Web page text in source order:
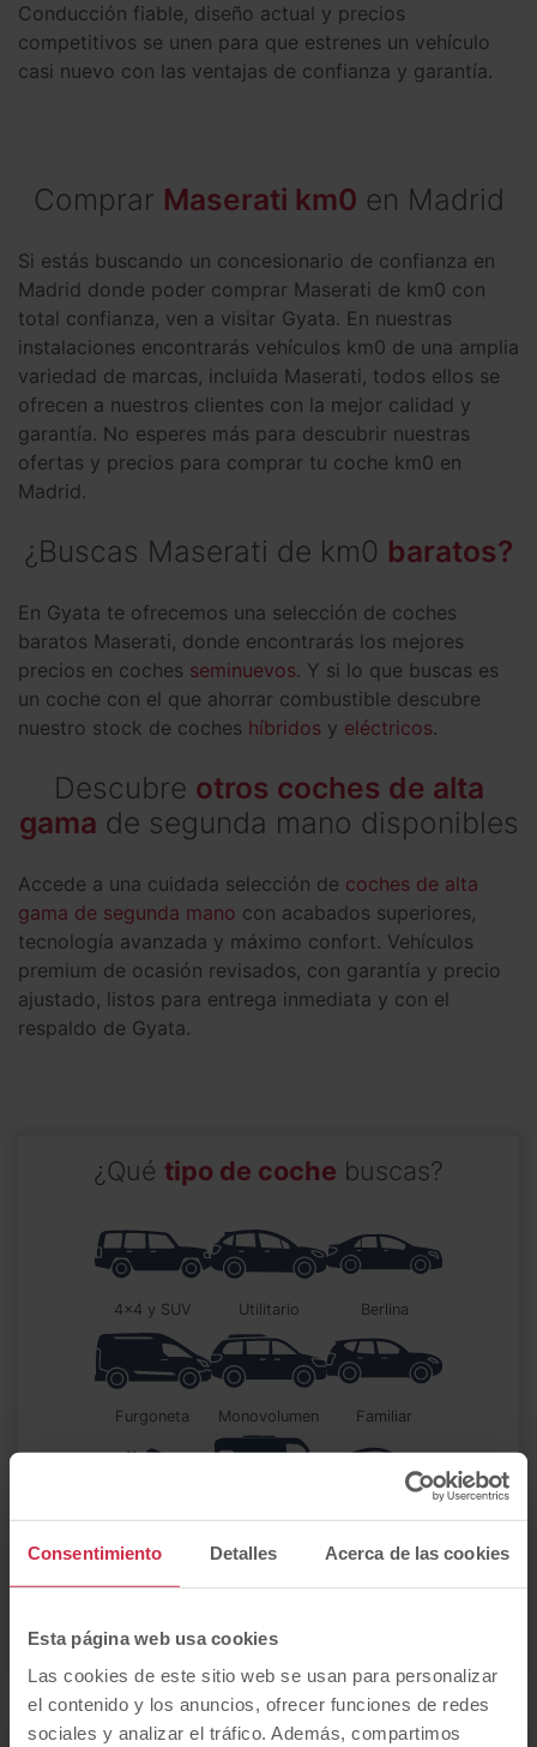
Consentimiento Detalles Acerca de las cookies
Esta página web usa cookies
Las cookies de este sitio web se usan para personalizar
el contenido y los anuncios, ofrecer funciones de redes
sociales y analizar el tráfico. Además, compartimos
Conducción fiable, diseño actual y precios
competitivos se unen para que estrenes un vehículo
casi nuevo con las ventajas de confianza y garantía.
Comprar Maserati km0 en Madrid
Si estás buscando un concesionario de confianza en
Madrid donde poder comprar Maserati de km0 con
total confianza, ven a visitar Gyata. En nuestras
instalaciones encontrarás vehículos km0 de una amplia
variedad de marcas, incluida Maserati, todos ellos se
ofrecen a nuestros clientes con la mejor calidad y
garantía. No esperes más para descubrir nuestras
ofertas y precios para comprar tu coche km0 en
Madrid.
¿Buscas Maserati de km0 baratos?
En Gyata te ofrecemos una selección de coches
baratos Maserati, donde encontrarás los mejores
precios en coches seminuevos. Y si lo que buscas es
un coche con el que ahorrar combustible descubre
nuestro stock de coches híbridos y eléctricos.
Descubre otros coches de alta
gama de segunda mano disponibles
Accede a una cuidada selección de coches de alta
gama de segunda mano con acabados superiores,
tecnología avanzada y máximo confort. Vehículos
premium de ocasión revisados, con garantía y precio
ajustado, listos para entrega inmediata y con el
respaldo de Gyata.
¿Qué tipo de coche buscas?
4x4 y SUV utilitario berlina
furgoneta monovolumen familiar
descapotable autocaravana coupé